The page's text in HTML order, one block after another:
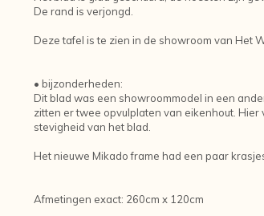
De rand is verjongd.
Deze tafel is te zien in de showroom van Het
• bijzonderheden:
Dit blad was een showroommodel in een
zitten er twee opvulplaten van eikenhout.
stevigheid van het blad.
Het nieuwe Mikado frame had een paar
Afmetingen exact: 260cm x 120cm